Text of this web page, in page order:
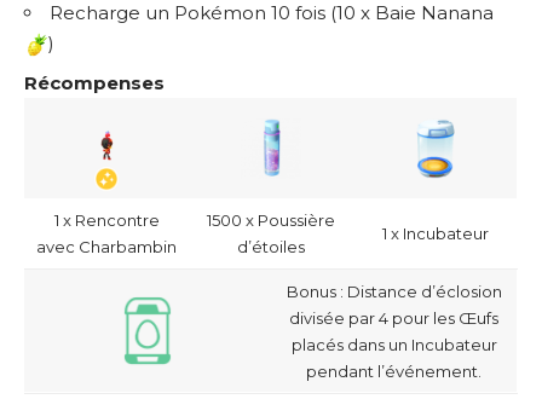
Recharge un Pokémon 10 fois (10 x Baie Nanana
)
Récompenses
1 x Rencontre
avec Charbambin
1500 x Poussière
d’étoiles
1 x Incubateur
Bonus : Distance d’éclosion
divisée par 4 pour les Œufs
placés dans un Incubateur
pendant l’événement.